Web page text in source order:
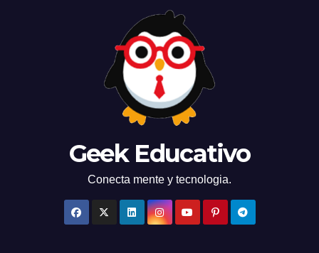
Geek Educativo
Conecta mente y tecnologia.